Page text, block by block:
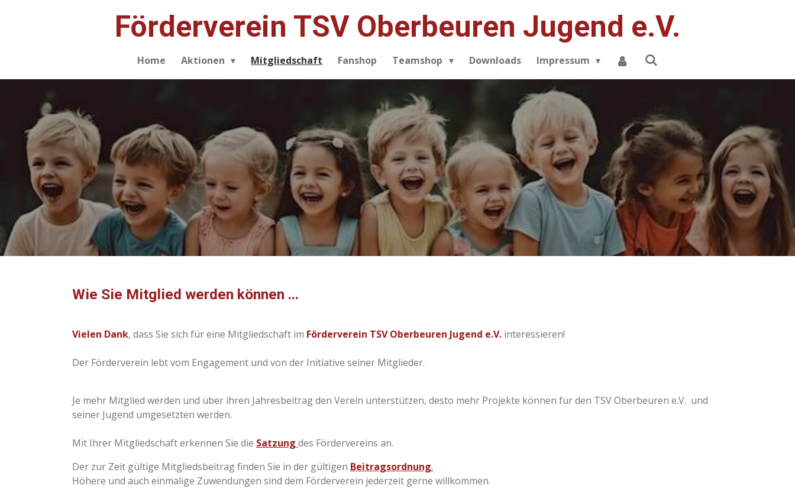
Förderverein TSV Oberbeuren Jugend e.V.
Home Aktionen Mitgliedschaft Fanshop Teamshop Downloads Impressum
Wie Sie Mitglied werden können ...
Vielen Dank, dass Sie sich für eine Mitgliedschaft im Förderverein TSV Oberbeuren Jugend e.V. interessieren!
Der Förderverein lebt vom Engagement und von der Initiative seiner Mitglieder.
Je mehr Mitglied werden und über ihren Jahresbeitrag den Verein unterstützen, desto mehr Projekte können für den TSV Oberbeuren e.V. und
seiner Jugend umgesetzten werden.
Mit Ihrer Mitgliedschaft erkennen Sie die Satzung des Fördervereins an.
Der zur Zeit gültige Mitgliedsbeitrag finden Sie in der gültigen Beitragsordnung.
Höhere und auch einmalige Zuwendungen sind dem Förderverein jederzeit gerne willkommen.